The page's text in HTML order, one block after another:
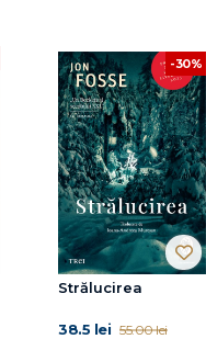
-30%
Strălucirea
38.5 lei 55.00 lei